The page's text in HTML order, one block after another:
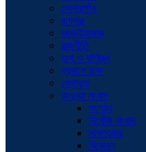
সোনারগাঁও
রূপগঞ্জ
আড়াইহাজার
রাজনীতি
অর্থ ও বাণিজ্য
প্রবাসে ডাক
খেলাধুলা
অনন্যা সংবাদ
সংগঠন
নিখোঁজ সংবাদ
সাক্ষাৎকার
বিনোদন